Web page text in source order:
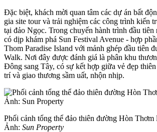
Đặc biệt, khách mời quan tâm các dự án bất
gia site tour và trải nghiệm các công trình kiến
tại đảo Ngọc. Trong chuyến hành trình đầu tiên
có dịp khám phá Sun Festival Avenue - hợp
Thom Paradise Island với mảnh ghép đầu tiên
Walk. Nơi đây được đánh giá là phân khu
Đông sang Tây, có sự kết hợp giữa vẻ đẹp
trí và giao thương sầm uất, nhộn nhịp.
Phối cảnh tổng thể đảo thiên đường Hòn Thơm
Ảnh: Sun Property